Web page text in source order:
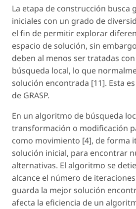
La etapa de construcción busca
iniciales con un grado de
el fin de permitir explorar
espacio de solución, sin
deben al menos ser tratadas
búsqueda local, lo que
solución encontrada [11]. Esta
de GRASP.
En un algoritmo de búsqueda
transformación o modificación
como movimiento [4], de forma
solución inicial, para encontrar
alternativas. El algoritmo se
alcance el número de
guarda la mejor solución
afecta la eficiencia de un